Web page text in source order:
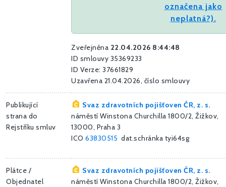
označena jako
neplatná?).
Zveřejněna 22.04.2026 8:44:48
ID smlouvy 35369233
ID Verze: 37661829
Uzavřena 21.04.2026, číslo smlouvy
Publikující
strana do
Rejstříku smluv
Svaz zdravotních pojišťoven ČR, z. s.
náměstí Winstona Churchilla 1800/2, Žižkov,
13000, Praha 3
ICO 63830515 dat.schránka tyi64sg
Plátce /
Objednatel
Svaz zdravotních pojišťoven ČR, z. s.
náměstí Winstona Churchilla 1800/2, Žižkov,